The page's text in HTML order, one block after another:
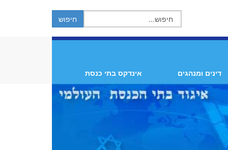
דינים ומנהגים אינדקס בתי כנסת